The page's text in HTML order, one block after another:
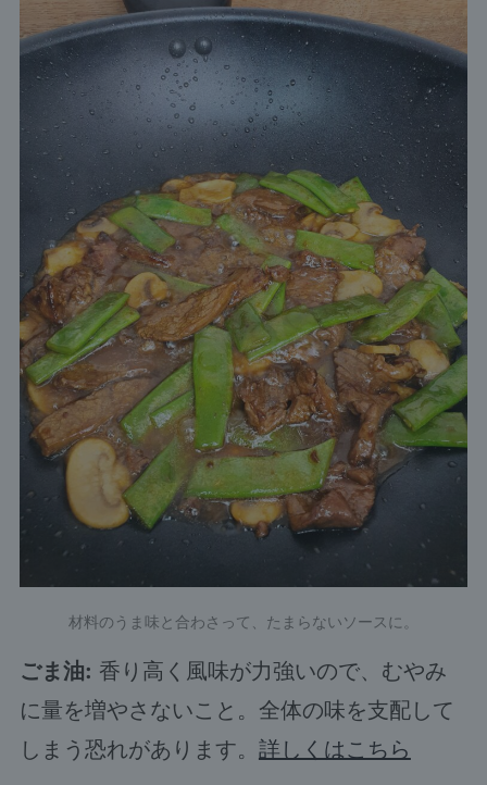
材料のうま味と合わさって、たまらないソースに。
ごま油: 香り高く風味が力強いので、むやみ
に量を増やさないこと。全体の味を支配して
しまう恐れがあります。 詳しくはこちら